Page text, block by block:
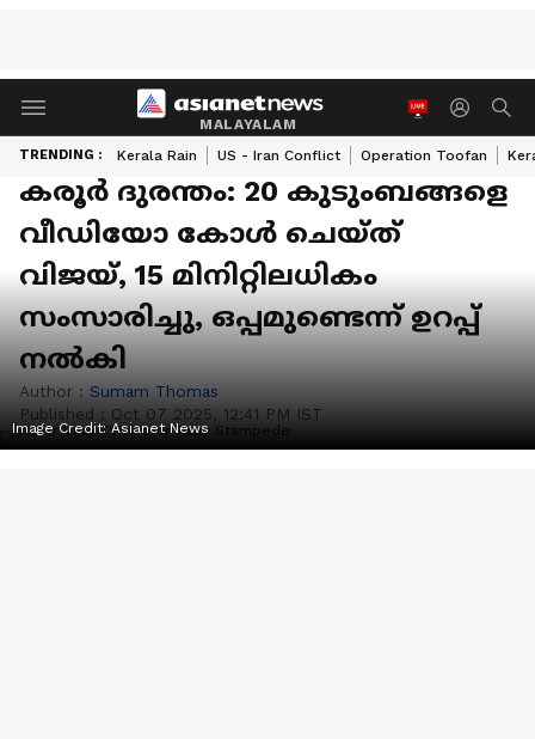
MALAYALAM
TRENDING : Kerala Rain US - Iran Conflict Operation Toofan
കരൂർ ​ദുരന്തം: 20 കുടുംബങ്ങളെ
വീഡിയോ കോൾ ചെയ്ത്
വിജയ്, 15 മിനിറ്റിലധികം
സംസാരിച്ചു, ഒപ്പമുണ്ടെന്ന് ഉറപ്പ്
നൽകി
Author : Sumam Thomas
Published : Oct 07 2025, 12:41 PM IST
Image Credit:Asianet News